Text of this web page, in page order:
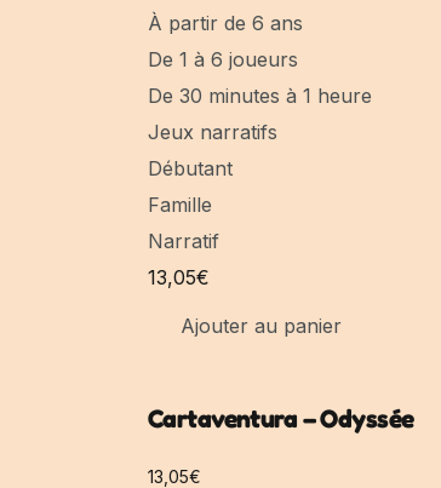
À partir de 6 ans
De 1 à 6 joueurs
De 30 minutes à 1 heure
Jeux narratifs
Débutant
Famille
Narratif
13,05€
Ajouter au panier
Cartaventura – Odyssée
13,05€